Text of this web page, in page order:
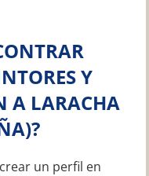
Y
A LARACHA
un perfil en